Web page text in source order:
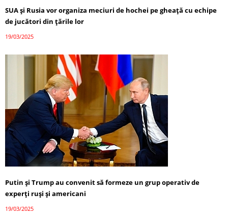
SUA și Rusia vor organiza meciuri de hochei pe gheață cu echipe
de jucători din țările lor
19/03/2025
Putin și Trump au convenit să formeze un grup operativ de
experți ruși și americani
19/03/2025